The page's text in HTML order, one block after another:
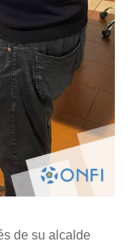
de su alcalde